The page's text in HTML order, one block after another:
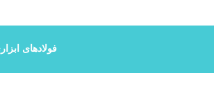
فولادهای